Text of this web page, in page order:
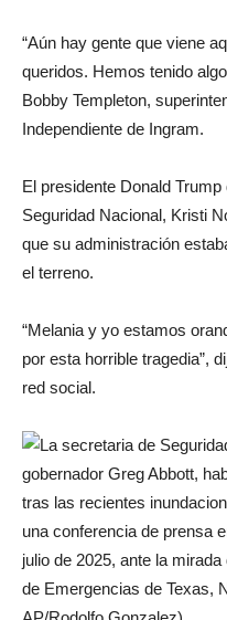
“Aún hay gente que viene
queridos. Hemos tenido
Bobby Templeton,
Independiente de Ingram.
El presidente Donald
Seguridad Nacional, Kristi
que su administración
el terreno.
“Melania y yo estamos
por esta horrible tragedia”,
red social.